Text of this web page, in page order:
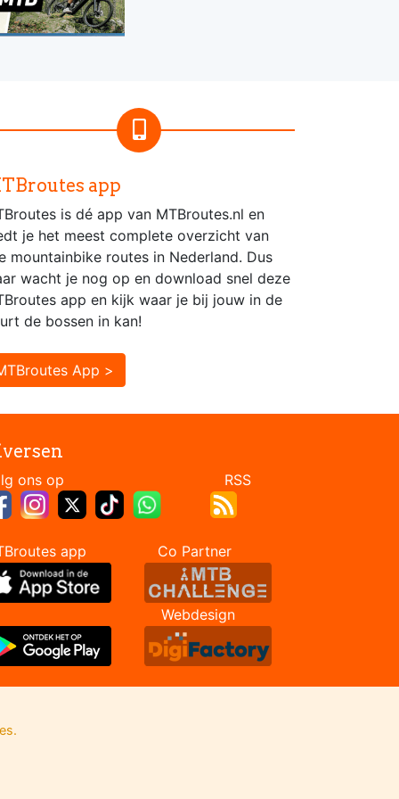
app
is dé app van MTBroutes.nl en
je het meest complete overzicht van
mountainbike routes in Nederland. Dus
wacht je nog op en download snel deze
app en kijk waar je bij jouw in de
de bossen in kan!
App >
ons op RSS
app Co Partner